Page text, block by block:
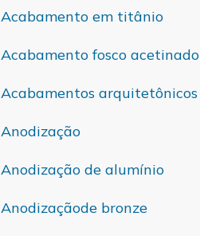
Acabamento em titânio
Acabamento fosco acetinado
Acabamentos arquitetônicos
Anodização
Anodização de alumínio
Anodizaçãode bronze